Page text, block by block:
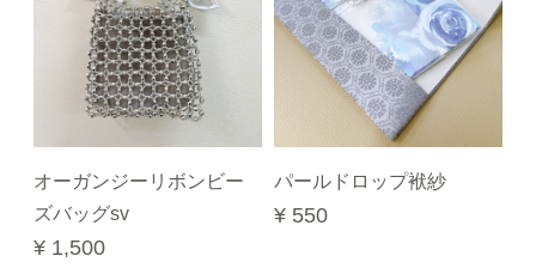
オーガンジーリボンビー
ズバッグsv
¥ 1,500
パールドロップ袱紗
¥ 550